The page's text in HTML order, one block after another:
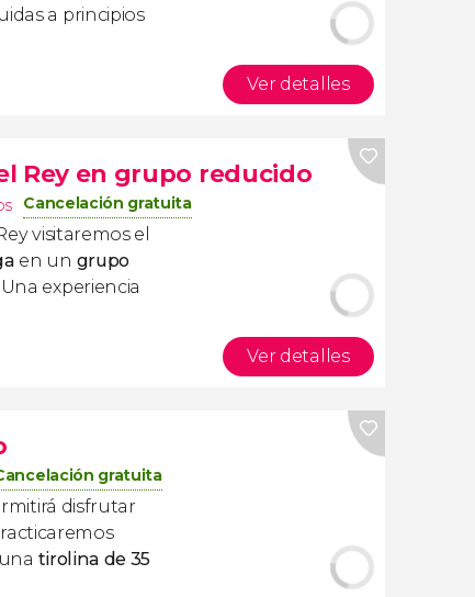
a principios
Ver detalles
Rey en grupo reducido
Cancelación gratuita
visitaremos el
en un grupo
experiencia
Ver detalles
gratuita
disfrutar
tirolina de 35